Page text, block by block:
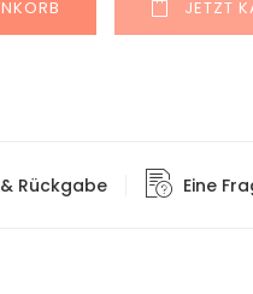
JETZT
Rückgabe Eine